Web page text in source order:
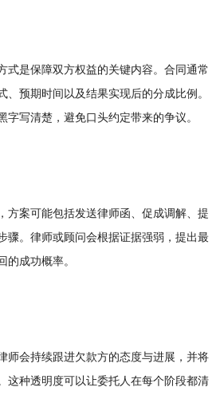
是保障双方权益的关键内容。合同通常
、预期时间以及结果实现后的分成比例。
字写清楚，避免口头约定带来的争议。
案可能包括发送律师函、促成调解、提
骤。律师或顾问会根据证据强弱，提出最
的成功概率。
会持续跟进欠款方的态度与进展，并将
这种透明度可以让委托人在每个阶段都清